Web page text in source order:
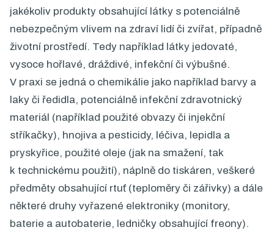
jakékoliv produkty obsahující látky s potenciálně
nebezpečným vlivem na zdraví lidí či zvířat, případně
životní prostředí. Tedy například látky jedovaté,
vysoce hořlavé, dráždivé, infekční či výbušné.
V praxi se jedná o chemikálie jako například barvy a
laky či ředidla, potenciálně infekční zdravotnický
materiál (například použité obvazy či injekční
stříkačky), hnojiva a pesticidy, léčiva, lepidla a
pryskyřice, použité oleje (jak na smažení, tak
k technickému použití), náplně do tiskáren, veškeré
předměty obsahující rtuť (teploměry či zářivky) a dále
některé druhy vyřazené elektroniky (monitory,
baterie a autobaterie, ledničky obsahující freony).